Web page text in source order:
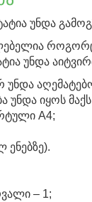
უნდა
უნდა
უნდა იყოს
A4;
– 1;